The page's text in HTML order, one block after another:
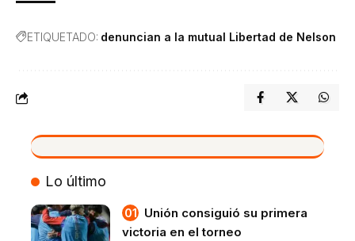
ETIQUETADO: denuncian a la mutual Libertad de Nelson
VIVO
Lo último
Unión consiguió su primera
victoria en el torneo